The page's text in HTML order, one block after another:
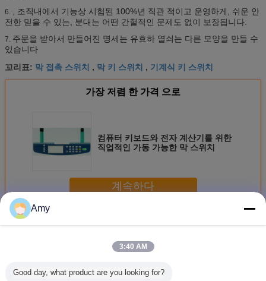
6.
, 조직내에서 기능상 시험된 100%년 직관 적이고 운영하게, 쉬운 안
전한 믿을 수 있는, 분대는 어떤 간헐적인 문제도 없이 보장됩니다.
7. 주문을 받아서 만들어진 명세는 유효하 열쇠는 다른 모양을 만들 수
있습니다
꼬리표: 막 접촉 스위치 , 막 키 스위치 , 기계식 키 스위치
가장 저렴 한 가격 으로
컴퓨터 키보드와 전자 계산기를 위한
직업적인 가동 가능한 막 스위치
계속하다
더 많은 것
Amy
3:40 AM
Good day, what product are you looking for?